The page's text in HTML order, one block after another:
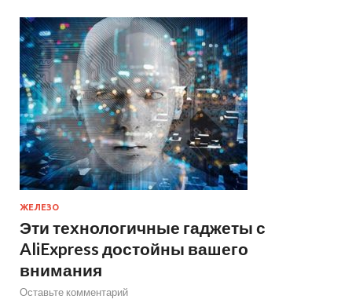
ЖЕЛЕЗО
Эти технологичные гаджеты с
AliExpress достойны вашего
внимания
Оставьте комментарий